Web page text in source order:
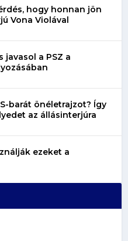
hogy honnan jön
Vona Violával
a PSZ a
barát önéletrajzot? Így
az állásinterjúra
ezeket a